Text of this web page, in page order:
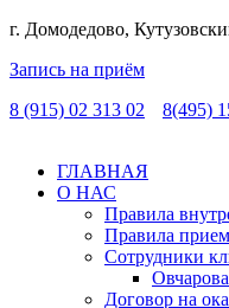
г. Домодедово,
Запись на приём
8 (915) 02 313 02
8(495)
ГЛАВНАЯ
О НАС
Правила
Правила
Сотрудники
Договор на